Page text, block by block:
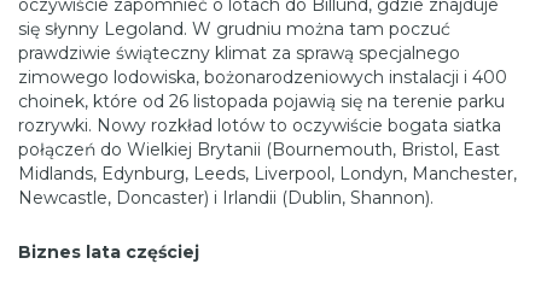
się słynny Legoland. W grudniu można tam poczuć
prawdziwie świąteczny klimat za sprawą specjalnego
zimowego lodowiska, bożonarodzeniowych instalacji i 400
choinek, które od 26 listopada pojawią się na terenie parku
rozrywki. Nowy rozkład lotów to oczywiście bogata siatka
połączeń do Wielkiej Brytanii (Bournemouth, Bristol, East
Midlands, Edynburg, Leeds, Liverpool, Londyn, Manchester,
Newcastle, Doncaster) i Irlandii (Dublin, Shannon).
Biznes lata częściej